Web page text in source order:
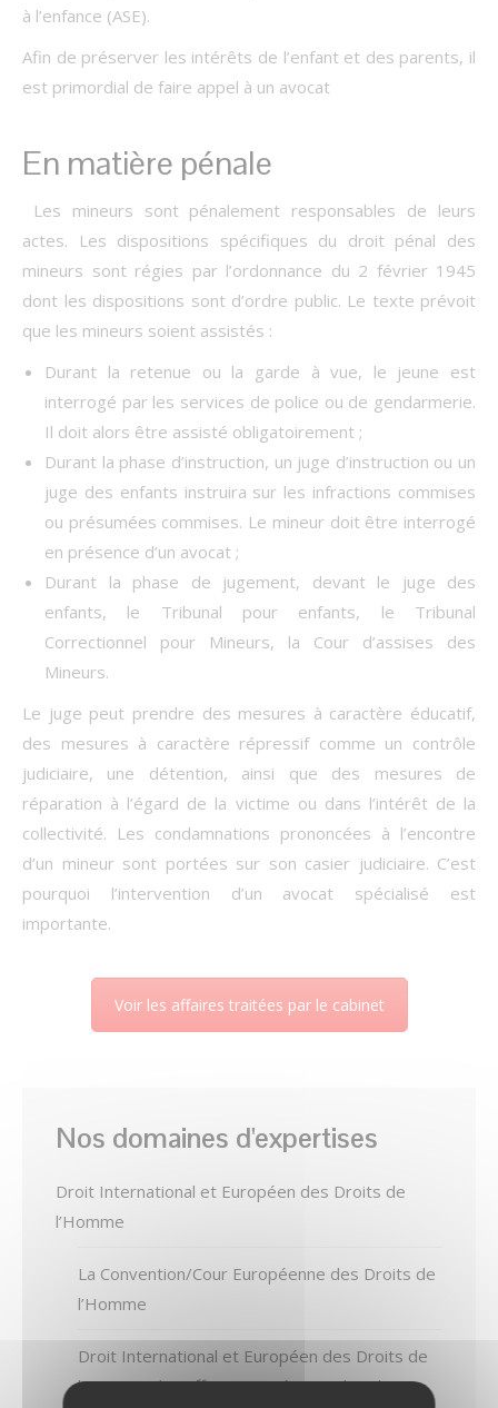
à l’enfance (ASE).
Afin de préserver les intérêts de l’enfant et des parents, il
est primordial de faire appel à un avocat
En matière pénale
Les mineurs sont pénalement responsables de leurs
actes. Les dispositions spécifiques du droit pénal des
mineurs sont régies par l’ordonnance du 2 février 1945
dont les dispositions sont d’ordre public. Le texte prévoit
que les mineurs soient assistés :
Durant la retenue ou la garde à vue, le jeune est
interrogé par les services de police ou de gendarmerie.
Il doit alors être assisté obligatoirement ;
Durant la phase d’instruction, un juge d’instruction ou un
juge des enfants instruira sur les infractions commises
ou présumées commises. Le mineur doit être interrogé
en présence d’un avocat ;
Durant la phase de jugement, devant le juge des
enfants, le Tribunal pour enfants, le Tribunal
Correctionnel pour Mineurs, la Cour d’assises des
Mineurs.
Le juge peut prendre des mesures à caractère éducatif,
des mesures à caractère répressif comme un contrôle
judiciaire, une détention, ainsi que des mesures de
réparation à l’égard de la victime ou dans l’intérêt de la
collectivité. Les condamnations prononcées à l’encontre
d’un mineur sont portées sur son casier judiciaire. C’est
pourquoi l’intervention d’un avocat spécialisé est
importante.
Voir les affaires traitées par le cabinet
Nos domaines d'expertises
Droit International et Européen des Droits de
l’Homme
La Convention/Cour Européenne des Droits de
l’Homme
Droit International et Européen des Droits de
l’Homme : les affaires traitées par le cabinet